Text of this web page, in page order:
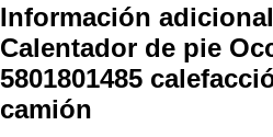
Información
Calentador de pie
5801801485
camión